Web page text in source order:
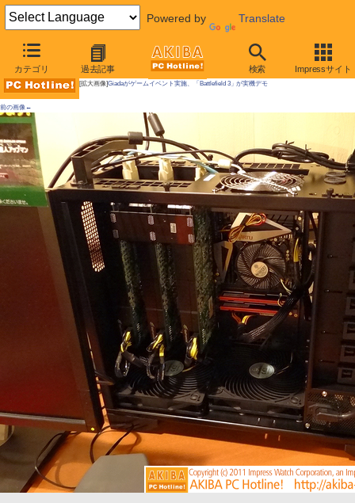
Powered by Translate
カテゴリ 過去記事 検索 Impressサイト
AKIBA PC Hotline!
[拡大画像]Giadaがゲームイベント実施、「Battlefield 3」が実機デモ
前の画像←